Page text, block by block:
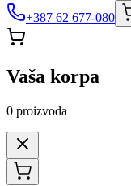
+387 62 677-080
Vaša korpa
0 proizvoda